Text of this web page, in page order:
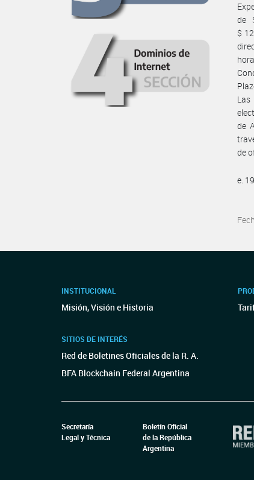
de
$
de
de
e.
INSTITUCIONAL
Misión, Visión e Historia
SITIOS DE INTERÉS
Red de Boletines Oficiales de la R. A.
BFA Blockchain Federal Argentina
Secretaría
Legal y Técnica
Boletín Oficial
de la República
Argentina